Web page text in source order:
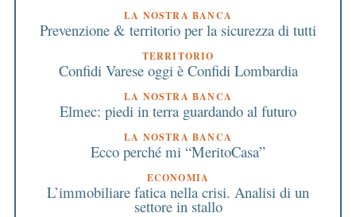
LA NOSTRA BANCA
Prevenzione & territorio per la sicurezza di tutti
TERRITORIO
Confidi Varese oggi è Confidi Lombardia
LA NOSTRA BANCA
Elmec: piedi in terra guardando al futuro
LA NOSTRA BANCA
Ecco perché mi “MeritoCasa”
ECONOMIA
L’immobiliare fatica nella crisi. Analisi di un
settore in stallo